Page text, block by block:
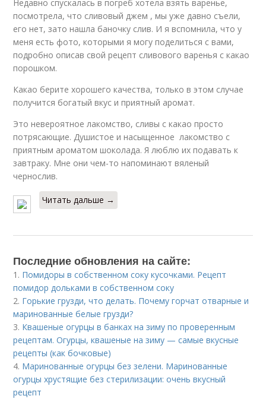
Недавно спускалась в погреб хотела взять варенье,
посмотрела, что сливовый джем , мы уже давно съели,
его нет, зато нашла баночку слив. И я вспомнила, что у
меня есть фото, которыми я могу поделиться с вами,
подробно описав свой рецепт сливового варенья с какао
порошком.
Какао берите хорошего качества, только в этом случае
получится богатый вкус и приятный аромат.
Это невероятное лакомство, сливы с какао просто
потрясающие. Душистое и насыщенное лакомство с
приятным ароматом шоколада. Я люблю их подавать к
завтраку. Мне они чем-то напоминают вяленый
чернослив.
Читать дальше →
Последние обновления на сайте:
1. Помидоры в собственном соку кусочками. Рецепт
помидор дольками в собственном соку
2. Горькие грузди, что делать. Почему горчат отварные и
маринованные белые грузди?
3. Квашеные огурцы в банках на зиму по проверенным
рецептам. Огурцы, квашеные на зиму — самые вкусные
рецепты (как бочковые)
4. Маринованные огурцы без зелени. Маринованные
огурцы хрустящие без стерилизации: очень вкусный
рецепт